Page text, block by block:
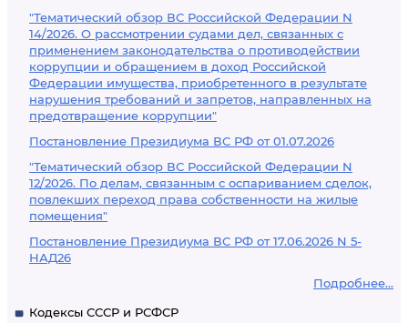
"Тематический обзор ВС Российской Федерации N
14/2026. О рассмотрении судами дел, связанных с
применением законодательства о противодействии
коррупции и обращением в доход Российской
Федерации имущества, приобретенного в результате
нарушения требований и запретов, направленных на
предотвращение коррупции"
Постановление Президиума ВС РФ от 01.07.2026
"Тематический обзор ВС Российской Федерации N
12/2026. По делам, связанным с оспариванием сделок,
повлекших переход права собственности на жилые
помещения"
Постановление Президиума ВС РФ от 17.06.2026 N 5-
НАД26
Подробнее...
Кодексы СССР и РСФСР